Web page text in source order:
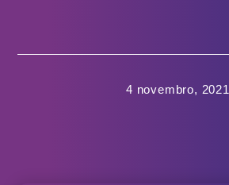
4 novembro, 2021